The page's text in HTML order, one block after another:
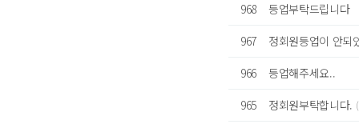
968
등업부탁드립니다
967
정회원등업이 안되
966
등업해주세요..
965
정회원부탁합니다.